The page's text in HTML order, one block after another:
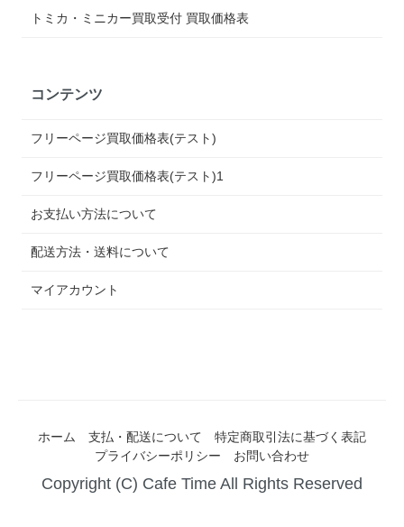
トミカ・ミニカー買取受付 買取価格表
コンテンツ
フリーページ買取価格表(テスト)
フリーページ買取価格表(テスト)1
お支払い方法について
配送方法・送料について
マイアカウント
ホーム 支払・配送について
特定商取引法に基づく表記
プライバシーポリシー
お問い合わせ
Copyright (C) Cafe Time All Rights Reserved